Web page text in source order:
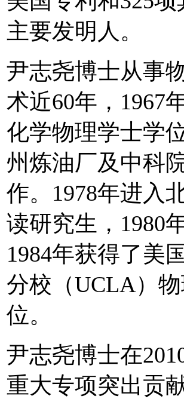
主要发明人。
尹志尧博士从事
术近60年，1967
化学物理学士学
州炼油厂及中科
作。1978年进入
读研究生，1980
1984年获得了美
分校（UCLA）
位。
尹志尧博士在
重大专项突出贡